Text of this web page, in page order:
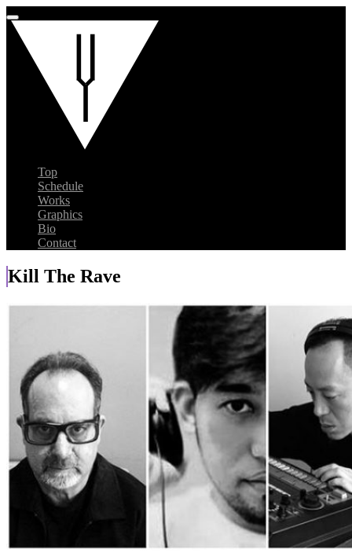
Top
Schedule
Works
Graphics
Bio
Contact
Kill The Rave